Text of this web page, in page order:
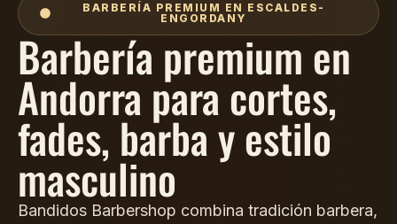
BARBERÍA PREMIUM EN ESCALDES-
ENGORDANY
Barbería premium en
Andorra para cortes,
fades, barba y estilo
masculino
Bandidos Barbershop combina tradición barbera,